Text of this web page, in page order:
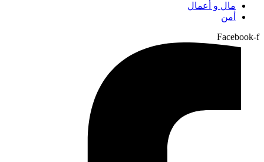
مال و أعمال
أمن
Facebook-f